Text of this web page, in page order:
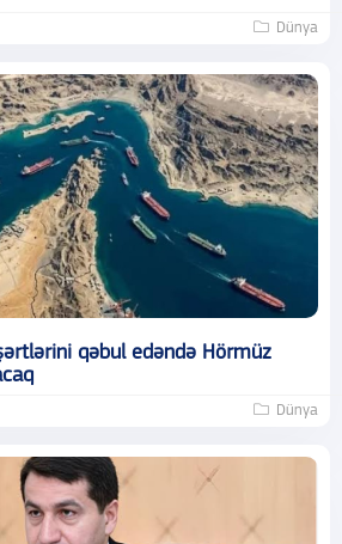
Dünya
şərtlərini qəbul edəndə Hörmüz
Dünya